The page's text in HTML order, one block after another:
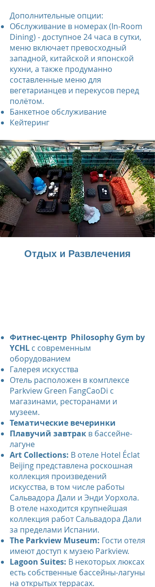
Дополнительные опции:
Обслуживание в номерах (In-Room
Dining) - доступное 24 часа в сутки,
меню включает превосходный
западной, китайской и японской
кухни, а также продуманно
составленные меню для
вегетарианцев и перекусов перед
полётом.
Банкетное обслуживание
Кейтеринг
Отдых и Pазвлечения
Фитнес-центр Philosophy Gym by
YCHL с современным
оборудованием
Галерея искусства
Отель расположен в комплексе
Parkview Green FangCaoDi с
магазинами, ресторанами и
музеем.
Тематические вечеринки
Плавучий завтрак в бассейне-
лагуне
Art Collections: В отеле Hotel Éclat
Beijing представлена роскошная
коллекция произведений
искусства, в том числе работы
Сальвадора Дали и Энди Уорхола.
В отеле находится крупнейшая
коллекция работ Сальвадора Дали
за пределами Испании.
The Parkview Museum: Гости отеля
имеют доступ к музею Parkview.
Lagoon Suites: В некоторых люксах
есть собственные бассейны-лагуны
на открытых террасах.